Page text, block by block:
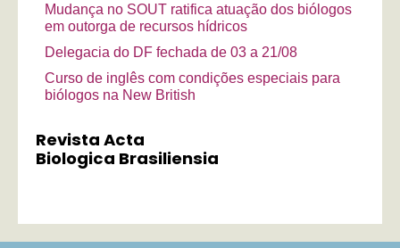
Mudança no SOUT ratifica atuação dos biólogos
em outorga de recursos hídricos
Delegacia do DF fechada de 03 a 21/08
Curso de inglês com condições especiais para
biólogos na New British
Revista Acta
Biologica Brasiliensia